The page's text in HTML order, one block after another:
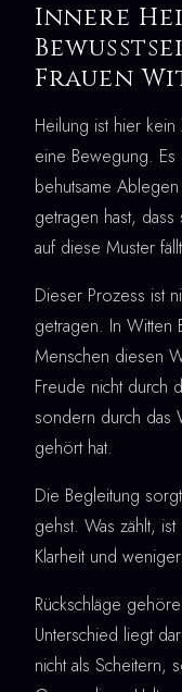
Innere
Frauen
Heilung ist hier
eine Bewegung. Es
behutsame
getragen hast,
auf diese Muster
Dieser Prozess ist
getragen. In Witten
Menschen diesen
Freude nicht durch
sondern durch das
gehört hat.
Die Begleitung
gehst. Was zählt,
Klarheit und
Rückschläge
Unterschied liegt
nicht als Scheitern,